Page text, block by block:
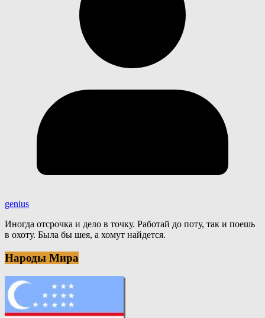
genius
Иногда отсрочка и дело в точку. Работай до поту, так и поешь
в охоту. Была бы шея, а хомут найдется.
Народы Мира